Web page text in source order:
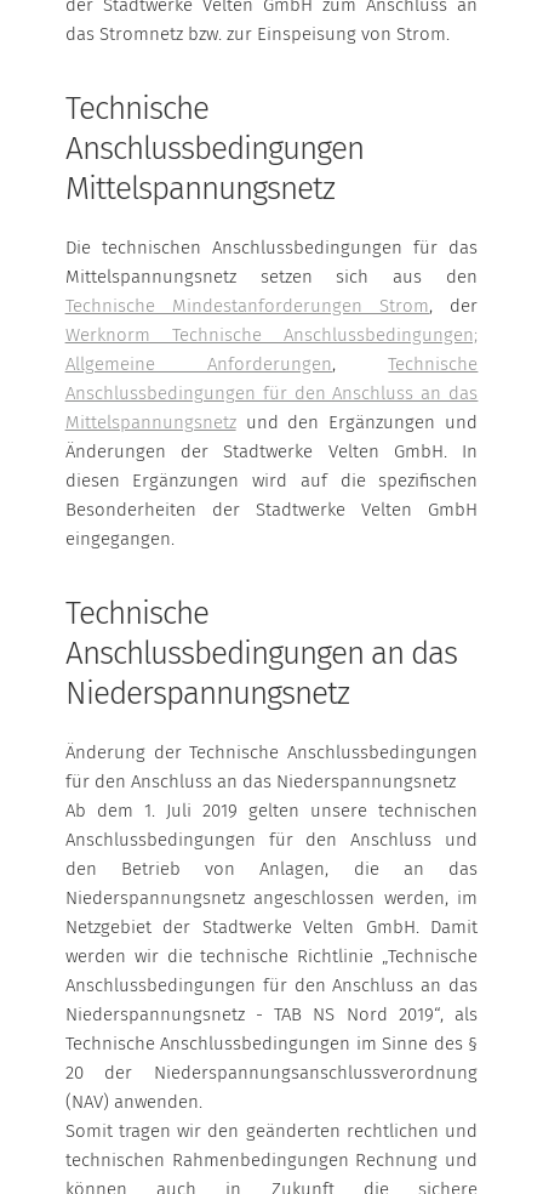
ERNEUERBARE ENERGIEN
der Stadtwerke Velten GmbH zum Anschluss an
das Stromnetz bzw. zur Einspeisung von Strom.
Technische
Anschlussbedingungen
Mittelspannungsnetz
Die technischen Anschlussbedingungen für das
Mittelspannungsnetz setzen sich aus den
Technische Mindestanforderungen Strom, der
Werknorm Technische Anschlussbedingungen;
Allgemeine Anforderungen,Technische
Anschlussbedingungen für den Anschluss an das
Mittelspannungsnetzund den Ergänzungen und
Änderungen der Stadtwerke Velten GmbH. In
diesen Ergänzungen wird auf die spezifischen
Besonderheiten der Stadtwerke Velten GmbH
eingegangen.
Technische
Anschlussbedingungen an das
Niederspannungsnetz
Änderung der Technische Anschlussbedingungen
für den Anschluss an das Niederspannungsnetz
Ab dem 1. Juli 2019 gelten unsere technischen
Anschlussbedingungen für den Anschluss und
den Betrieb von Anlagen, die an das
Niederspannungsnetz angeschlossen werden, im
Netzgebiet der Stadtwerke Velten GmbH. Damit
werden wir die technische Richtlinie „Technische
Anschlussbedingungen für den Anschluss an das
Niederspannungsnetz - TAB NS Nord 2019“, als
Technische Anschlussbedingungen im Sinne des §
20 der Niederspannungsanschlussverordnung
(NAV) anwenden.
Somit tragen wir den geänderten rechtlichen und
technischen Rahmenbedingungen Rechnung und
können auch in Zukunft die sichere